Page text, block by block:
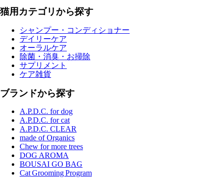
猫用カテゴリから探す
シャンプー・コンディショナー
デイリーケア
オーラルケア
除菌・消臭・お掃除
サプリメント
ケア雑貨
ブランドから探す
A.P.D.C. for dog
A.P.D.C. for cat
A.P.D.C. CLEAR
made of Organics
Chew for more trees
DOG AROMA
BOUSAI GO BAG
Cat Grooming Program